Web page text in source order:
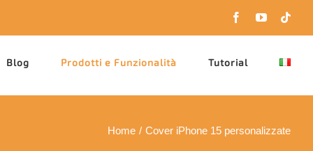
FacebookYouTube
Blog Prodotti e Funzionalità Tutorial
Home Cover iPhone 15 personalizzate